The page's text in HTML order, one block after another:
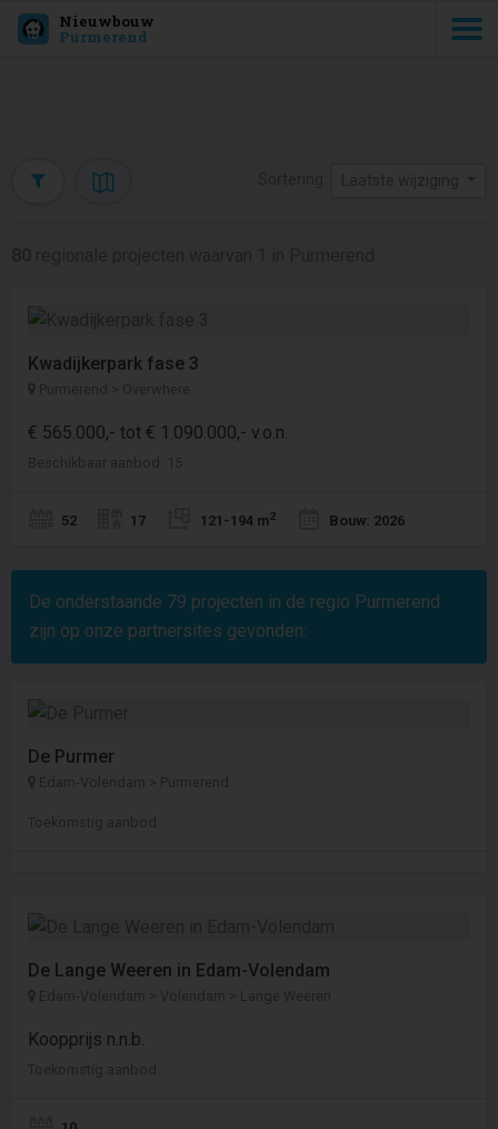
Nieuwbouw
Purmerend
Laatste wijziging
Kwadijkerpark fase 3
Purmerend > Overwhere
€ 565.000,- tot € 1.090.000,- v.o.n.
Beschikbaar aanbod: 15
52 17 121-194 m2 Bouw: 2026
De onderstaande 79 projecten in de regio Purmerend
zijn op onze partnersites gevonden:
De Purmer
Edam-Volendam > Purmerend
Toekomstig aanbod
De Lange Weeren in Edam-Volendam
Edam-Volendam > Volendam > Lange Weeren
Koopprijs n.n.b.
Toekomstig aanbod